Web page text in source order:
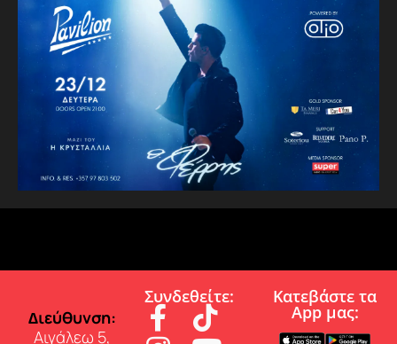
∆ιεύθυνση:
Αιγάλεω 5,
Συνδεθείτε: Κατεβάστε τα
App µας: